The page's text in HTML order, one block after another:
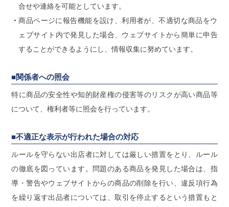
合せや連絡を可能としています。
商品ページに報告機能を設け、利用者が、不適切な商品をウ
ェブサイト内で発見した場合、ウェブサイトから簡単に申告
することができるようにし、情報収集に努めています。
■関係者への照会
特に商品の安全性や知的財産権の侵害等のリスクが高い商品等
について、権利者等に照会を行っています。
■不適正な表示が行われた場合の対応
ルールを守らない出店者に対しては厳しい措置をとり、ルール
の徹底を図っています。問題のある商品を発見した場合は、指
導・警告やウェブサイトからの商品の削除を行い、違反項行為
を繰り返す出品者については、取引を停止するという措置もと